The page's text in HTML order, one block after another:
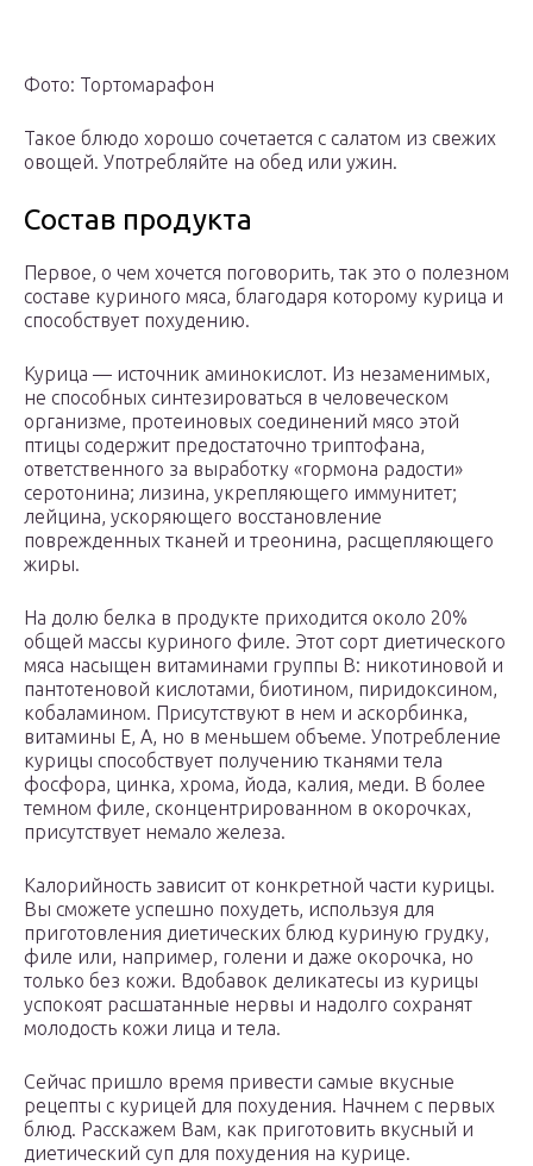
Фото: Тортомарафон
Такое блюдо хорошо сочетается с салатом из свежих
овощей. Употребляйте на обед или ужин.
Состав продукта
Первое, о чем хочется поговорить, так это о полезном
составе куриного мяса, благодаря которому курица и
способствует похудению.
Курица — источник аминокислот. Из незаменимых,
не способных синтезироваться в человеческом
организме, протеиновых соединений мясо этой
птицы содержит предостаточно триптофана,
ответственного за выработку «гормона радости»
серотонина; лизина, укрепляющего иммунитет;
лейцина, ускоряющего восстановление
поврежденных тканей и треонина, расщепляющего
жиры.
На долю белка в продукте приходится около 20%
общей массы куриного филе. Этот сорт диетического
мяса насыщен витаминами группы В: никотиновой и
пантотеновой кислотами, биотином, пиридоксином,
кобаламином. Присутствуют в нем и аскорбинка,
витамины Е, А, но в меньшем объеме. Употребление
курицы способствует получению тканями тела
фосфора, цинка, хрома, йода, калия, меди. В более
темном филе, сконцентрированном в окорочках,
присутствует немало железа.
Калорийность зависит от конкретной части курицы.
Вы сможете успешно похудеть, используя для
приготовления диетических блюд куриную грудку,
филе или, например, голени и даже окорочка, но
только без кожи. Вдобавок деликатесы из курицы
успокоят расшатанные нервы и надолго сохранят
молодость кожи лица и тела.
Сейчас пришло время привести самые вкусные
рецепты с курицей для похудения. Начнем с первых
блюд. Расскажем Вам, как приготовить вкусный и
диетический суп для похудения на курице.